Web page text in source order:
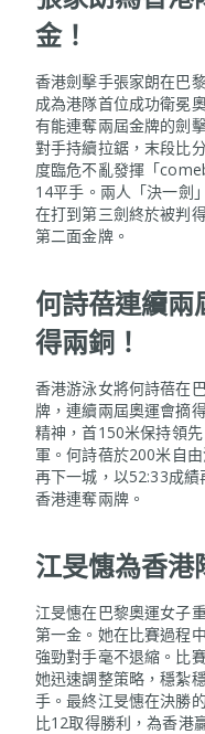
金！
香港劍擊手張家朗在巴
成為港隊首位成功衛冕
有能連奪兩屆金牌的劍
對手持續拉鋸，末段比
度臨危不亂發揮「
14平手。兩人「決一劍
在打到第三劍終於被判
第二面金牌。
何詩蓓連續兩
得兩銅！
香港游泳女將何詩蓓在
牌，連續兩屆奧運會摘
精神，首150米保持領
軍。何詩蓓於200米自
再下一城，以52:33成
香港連奪兩牌。
江旻憓為香港
江旻憓在巴黎奧運女子
第一金。她在比賽過程
強勁對手毫不退縮。比
她迅速調整策略，穩紮
手。最終江旻憓在決勝
比12取得勝利，為香港